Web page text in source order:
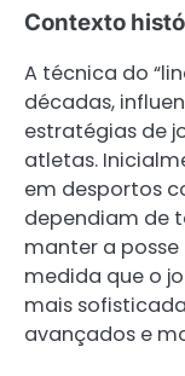
Contexto
A técnica do
décadas,
estratégias de
atletas.
em desportos
dependiam de
manter a
medida que o
mais
avançados e